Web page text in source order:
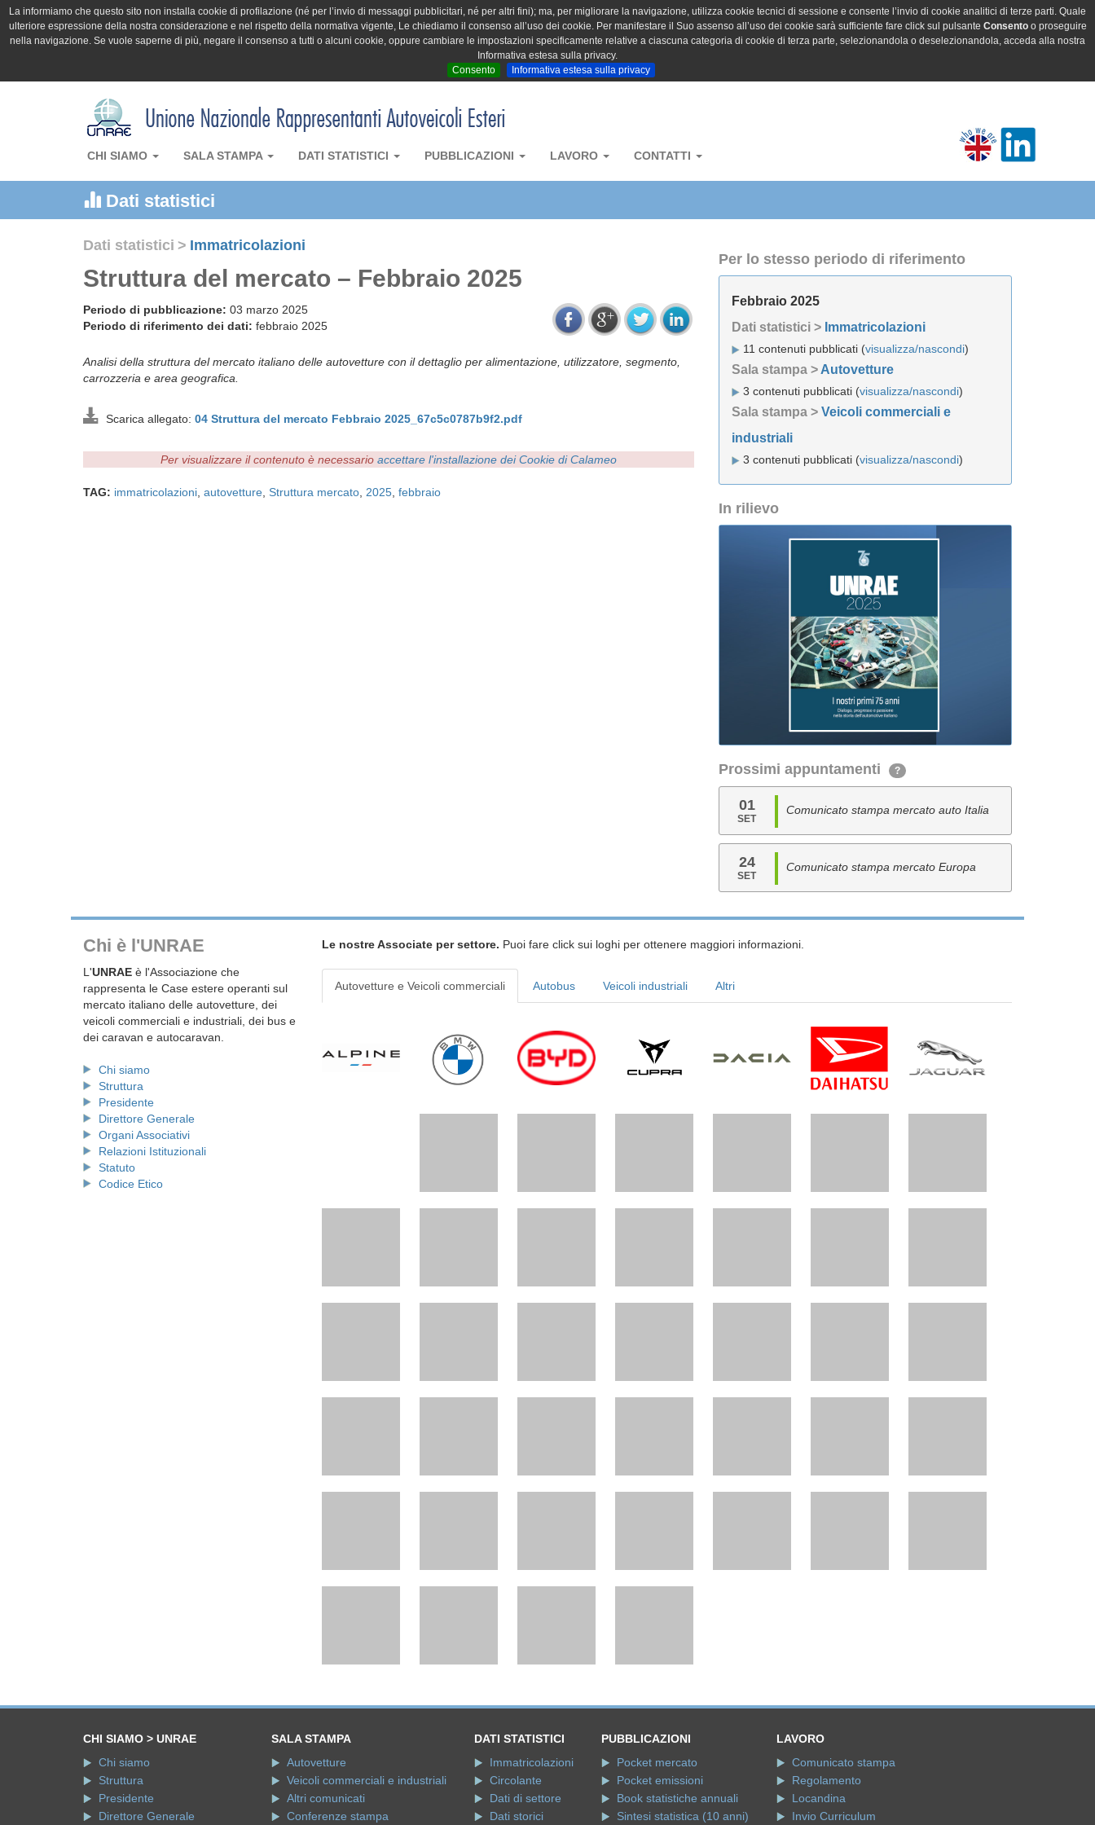
La informiamo che questo sito non installa cookie di profilazione (né per l’invio di messaggi pubblicitari, né per altri fini); ma, per migliorare la navigazione, utilizza cookie tecnici di sessione e consente l’invio di cookie analitici di terze parti. Quale
ulteriore espressione della nostra considerazione e nel rispetto della normativa vigente, Le chiediamo il consenso all’uso dei cookie. Per manifestare il Suo assenso all’uso dei cookie sarà sufficiente fare click sul pulsante Consentoo proseguire
nella navigazione. Se vuole saperne di più, negare il consenso a tutti o alcuni cookie, oppure cambiare le impostazioni specificamente relative a ciascuna categoria di cookie di terza parte, selezionandola o deselezionandola, acceda alla nostra
Informativa estesa sulla privacy.
Consento
Informativa estesa sulla privacy
CHI SIAMO SALA STAMPA DATI STATISTICI PUBBLICAZIONI LAVORO CONTATTI
Dati statistici
Dati statistici > Immatricolazioni
Struttura del mercato – Febbraio 2025
Periodo di pubblicazione: 03 marzo 2025
Periodo di riferimento dei dati: febbraio 2025
Analisi della struttura del mercato italiano delle autovetture con il dettaglio per alimentazione, utilizzatore, segmento,
carrozzeria e area geografica.
Scarica allegato: 04 Struttura del mercato Febbraio 2025_67c5c0787b9f2.pdf
Per visualizzare il contenuto è necessario accettare l'installazione dei Cookie di Calameo
TAG: immatricolazioni autovetture Struttura mercato 2025 febbraio
Per lo stesso periodo di riferimento
Febbraio 2025
Dati statistici > Immatricolazioni
11 contenuti pubblicati (visualizza/nascondi)
Sala stampa > Autovetture
3 contenuti pubblicati (visualizza/nascondi)
Sala stampa > Veicoli commerciali e
industriali
3 contenuti pubblicati (visualizza/nascondi)
In rilievo
Prossimi appuntamenti ?
01
SET
Comunicato stampa mercato auto Italia
24
SET
Comunicato stampa mercato Europa
Chi è l'UNRAE
L'UNRAE è l'Associazione che
rappresenta le Case estere operanti sul
mercato italiano delle autovetture, dei
veicoli commerciali e industriali, dei bus e
dei caravan e autocaravan.
Chi siamo
Struttura
Presidente
Direttore Generale
Organi Associativi
Relazioni Istituzionali
Statuto
Codice Etico
Le nostre Associate per settore. Puoi fare click sui loghi per ottenere maggiori informazioni.
Autovetture e Veicoli commerciali Autobus Veicoli industriali Altri
CHI SIAMO > UNRAE
Chi siamo
Struttura
Presidente
Direttore Generale
SALA STAMPA
Autovetture
Veicoli commerciali e industriali
Altri comunicati
Conferenze stampa
DATI STATISTICI
Immatricolazioni
Circolante
Dati di settore
Dati storici
PUBBLICAZIONI
Pocket mercato
Pocket emissioni
Book statistiche annuali
Sintesi statistica (10 anni)
LAVORO
Comunicato stampa
Regolamento
Locandina
Invio Curriculum